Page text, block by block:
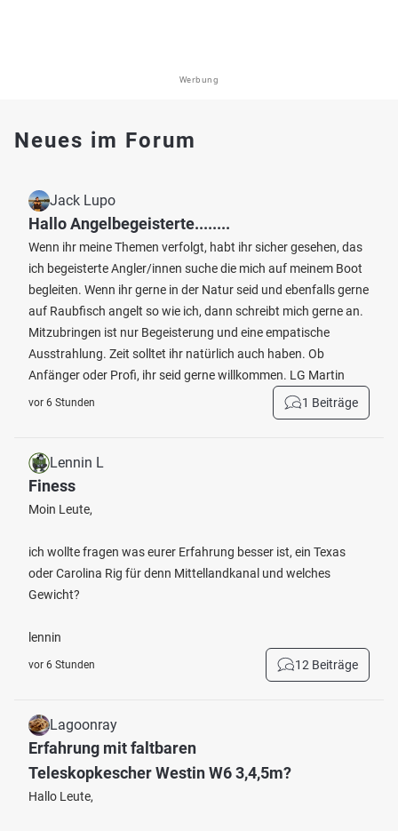
Werbung
Neues im Forum
Jack Lupo
Hallo Angelbegeisterte........
Wenn ihr meine Themen verfolgt, habt ihr sicher gesehen, das
ich begeisterte Angler/innen suche die mich auf meinem Boot
begleiten. Wenn ihr gerne in der Natur seid und ebenfalls gerne
auf Raubfisch angelt so wie ich, dann schreibt mich gerne an.
Mitzubringen ist nur Begeisterung und eine empatische
Ausstrahlung. Zeit solltet ihr natürlich auch haben. Ob
Anfänger oder Profi, ihr seid gerne willkommen. LG Martin
vor 6 Stunden 1 Beiträge
Lennin L
Finess
Moin Leute,
ich wollte fragen was eurer Erfahrung besser ist, ein Texas
oder Carolina Rig für denn Mittellandkanal und welches
Gewicht?
lennin
vor 6 Stunden 12 Beiträge
Lagoonray
Erfahrung mit faltbaren
Teleskopkescher Westin W6 3,4,5m?
Hallo Leute,